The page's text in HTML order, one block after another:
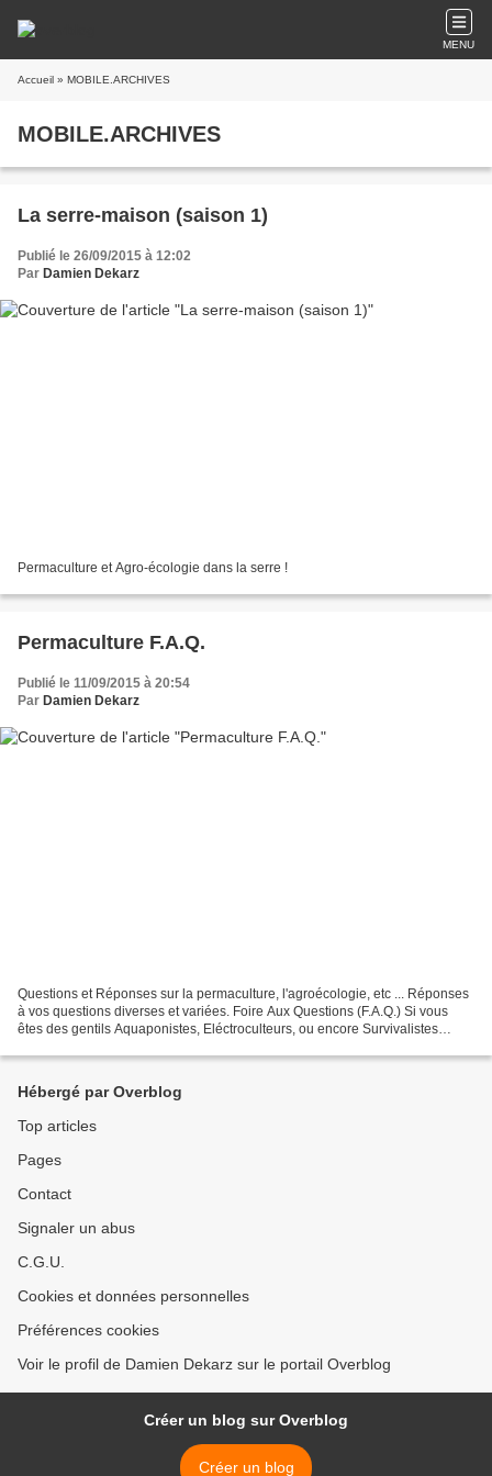
MENU
Accueil » MOBILE.ARCHIVES
MOBILE.ARCHIVES
La serre-maison (saison 1)
Publié le 26/09/2015 à 12:02
Par Damien Dekarz
Permaculture et Agro-écologie dans la serre !
Permaculture F.A.Q.
Publié le 11/09/2015 à 20:54
Par Damien Dekarz
Questions et Réponses sur la permaculture, l'agroécologie, etc ... Réponses
à vos questions diverses et variées. Foire Aux Questions (F.A.Q.) Si vous
êtes des gentils Aquaponistes, Eléctroculteurs, ou encore Survivalistes
Hébergé par Overblog
Top articles
Pages
Contact
Signaler un abus
C.G.U.
Cookies et données personnelles
Préférences cookies
Voir le profil de Damien Dekarz sur le portail Overblog
Créer un blog sur Overblog
Créer un blog